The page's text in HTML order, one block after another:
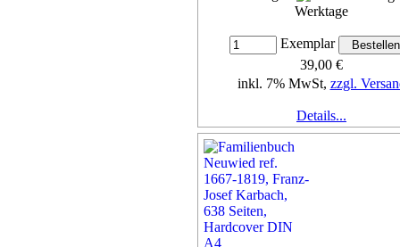
Werktage
Exemplar
39,00 €
inkl. 7% MwSt, zzgl.
Details...